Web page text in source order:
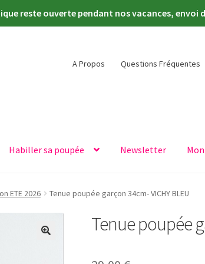
reste ouverte pendant nos vacances, envoi
A Propos Questions Fréquentes
Habiller sa poupée Newsletter
ETE 2026 Tenue poupée garçon 34cm- VICHY BLEU
Tenue poupée